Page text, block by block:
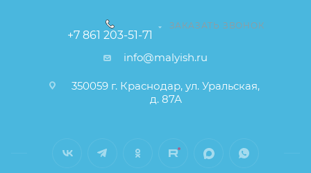
+7 861 203-51-71
ЗАКАЗАТЬ ЗВОНОК
info@malyish.ru
350059 г. Краснодар, ул. Уральская,
д. 87А